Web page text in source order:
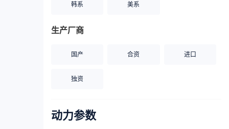
韩系 美系
生产厂商
国产 合资 进口
独资
动力参数